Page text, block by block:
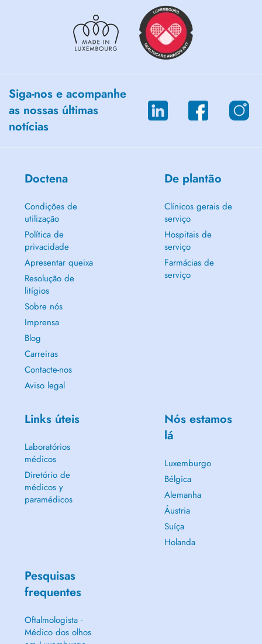
Siga-nos e acompanhe
as nossas últimas
notícias
Doctena
Condições de
utilização
Política de
privacidade
Apresentar queixa
Resolução de
litígios
Sobre nós
Imprensa
Blog
Carreiras
Contacte-nos
Aviso legal
De plantão
Clínicos gerais de
serviço
Hospitais de
serviço
Farmácias de
serviço
Links úteis
Laboratórios
médicos
Diretório de
médicos y
paramédicos
Nós estamos
lá
Luxemburgo
Bélgica
Alemanha
Áustria
Suíça
Holanda
Pesquisas
frequentes
Oftalmologista -
Médico dos olhos